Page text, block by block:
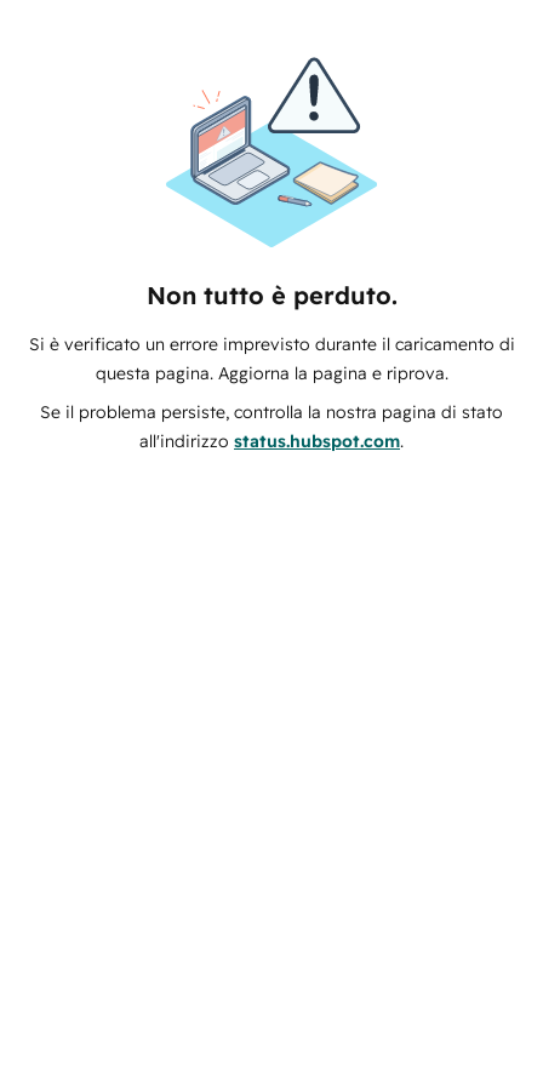
Non tutto è perduto.
Si è verificato un errore imprevisto durante il caricamento di
questa pagina. Aggiorna la pagina e riprova.
Se il problema persiste, controlla la nostra pagina di stato
all'indirizzo status.hubspot.com.